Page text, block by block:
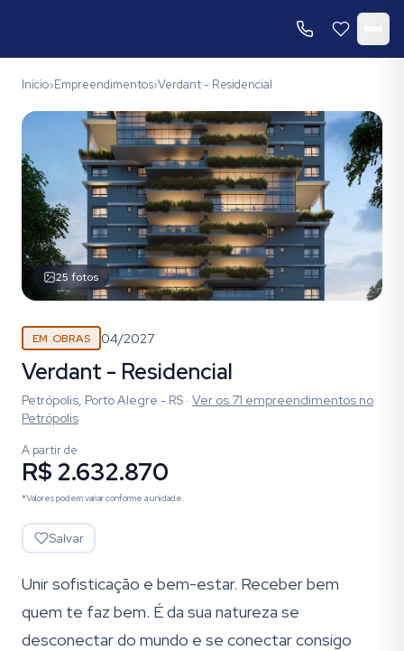
Início›Empreendimentos›Verdant - Residencial
25 fotos
EM OBRAS 04/2027
Verdant - Residencial
Petrópolis, Porto Alegre - RS · Ver os 71 empreendimentos no
Petrópolis
A partir de
R$ 2.632.870
*Valores podem variar conforme a unidade.
Salvar
Unir sofisticação e bem-estar. Receber bem
quem te faz bem. É da sua natureza se
desconectar do mundo e se conectar consigo